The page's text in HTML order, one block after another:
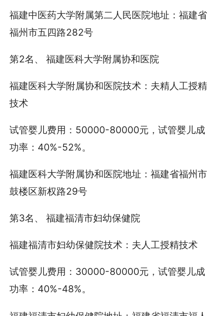
福建中医药大学附属第二人民医院地址：福建省
福州市五四路282号
第2名、 福建医科大学附属协和医院
福建医科大学附属协和医院技术：夫精人工授精
技术
试管婴儿费用：50000-80000元，试管婴儿成
功率：40%-52%。
福建医科大学附属协和医院地址：福建省福州市
鼓楼区新权路29号
第3名、 福建福清市妇幼保健院
福建福清市妇幼保健院技术：夫人工授精技术
试管婴儿费用：30000-80000元，试管婴儿成
功率：40%-48%。